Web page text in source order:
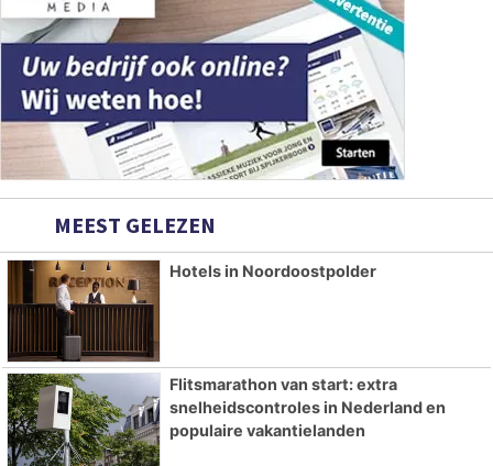
MEEST GELEZEN
Hotels in Noordoostpolder
Flitsmarathon van start: extra
snelheidscontroles in Nederland en
populaire vakantielanden